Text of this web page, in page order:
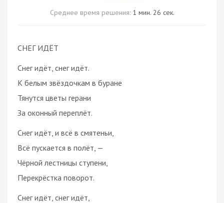
Среднее время решения: 1 мин. 26 сек.
СНЕГ ИДЁТ
Снег идёт, снег идёт.
К белым звёздочкам в буране
Тянутся цветы герани
За оконный переплёт.
Снег идёт, и всё в смятеньи,
Всё пускается в полёт, —
Чёрной лестницы ступени,
Перекрёстка поворот.
Снег идёт, снег идёт,